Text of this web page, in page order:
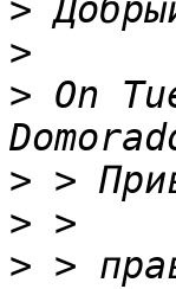
>
>
> On
>
>
> >